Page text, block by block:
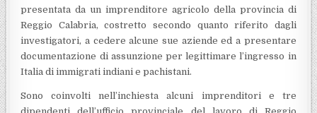
presentata da un imprenditore agricolo della provincia di
Reggio Calabria, costretto secondo quanto riferito dagli
investigatori, a cedere alcune sue aziende ed a presentare
documentazione di assunzione per legittimare l’ingresso in
Italia di immigrati indiani e pachistani.
Sono coinvolti nell’inchiesta alcuni imprenditori e tre